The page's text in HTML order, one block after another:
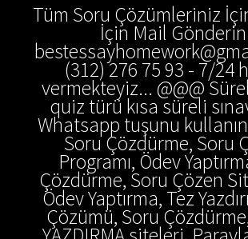
Tüm Soru Çözümleriniz
İçin Mail
(312) 276 75 93 - 7/24
vermekteyiz... @@@
quiz türü kısa süreli
Whatsapp tuşunu
Soru Çözdürme, Soru
Programı, Ödev
Çözdürme, Soru Çözen
Ödev Yaptırma, Tez
Çözümü, Soru